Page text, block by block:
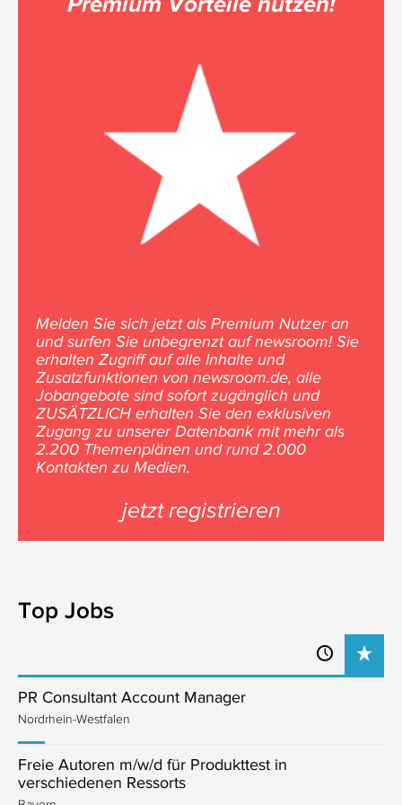
Melden Sie sich jetzt als Premium Nutzer an
und surfen Sie unbegrenzt auf newsroom! Sie
erhalten Zugriff auf alle Inhalte und
Zusatzfunktionen von newsroom.de, alle
Jobangebote sind sofort zugänglich und
ZUSÄTZLICH erhalten Sie den exklusiven
Zugang zu unserer Datenbank mit mehr als
2.200 Themenplänen und rund 2.000
Kontakten zu Medien.
jetzt registrieren
Top Jobs
PR Consultant Account Manager
Nordrhein-Westfalen
Freie Autoren m/w/d für Produkttest in
verschiedenen Ressorts